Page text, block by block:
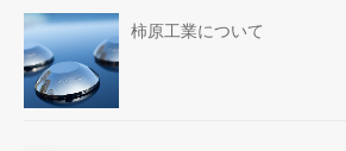
柿原工業について